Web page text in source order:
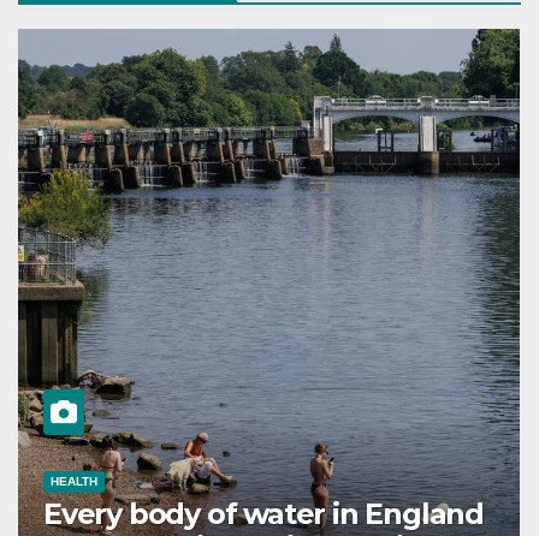
HEALTH
Every body of water in England